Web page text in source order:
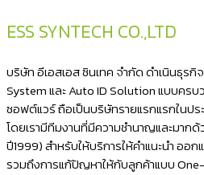
ESS SYNTECH CO.,LTD
บริษัท อีเอสเอส ซินเทค จำกัด ดำเนินธุรกิ
System และ Auto ID Solution แบบคร
ซอฟต์แวร์ ถือเป็นบริษัทรายแรกแรกในปร
โดยเรามีทีมงานที่มีความชำนาญและมาก
ปี1999) สำหรับให้บริการให้คำแนะนำ ออ
รวมถึงการแก้ปัญหาให้กับลูกค้าแบบ